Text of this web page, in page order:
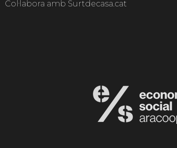
Col·labora amb Surtdecasa.cat